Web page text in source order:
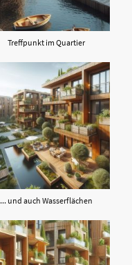
Treffpunkt im Quartier
... und auch Wasserflächen